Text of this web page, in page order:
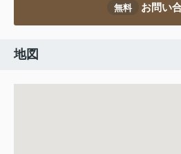
無料 お問い
地図